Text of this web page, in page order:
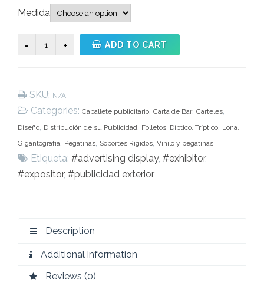
Medida
Caballete
publicitario
ADD TO CART
SKU: N/A
Categories: Caballete publicitario, Carta de Bar, Carteles,
Diseño, Distribución de su Publicidad, Folletos. Díptico. Tríptico, Lona.
Gigantografía, Pegatinas, Soportes Rígidos, Vinilo y pegatinas
Etiqueta: #advertising display, #exhibitor,
#expositor, #publicidad exterior
Description
Additional information
Reviews (0)